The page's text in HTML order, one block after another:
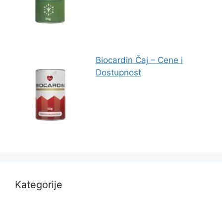
Biocardin Čaj – Cene i
Dostupnost
Kategorije